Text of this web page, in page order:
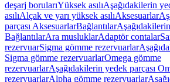
deşarj borularıYüksek asılıAşağıdakilerin
asılıAlçak ve yarı yüksek asılıAksesuarlar
parçası AksesuarlarBağlantılar
BağlantılarAra musluklarAdaptör contalar
rezervuarSigma gömme rezervuarlar
Sigma gömme rezervuarlarOmega gömme
rezervuarlarAşağıdakilerin yedek parçası
rezervuarlarAlpha gömme rezervuarlar